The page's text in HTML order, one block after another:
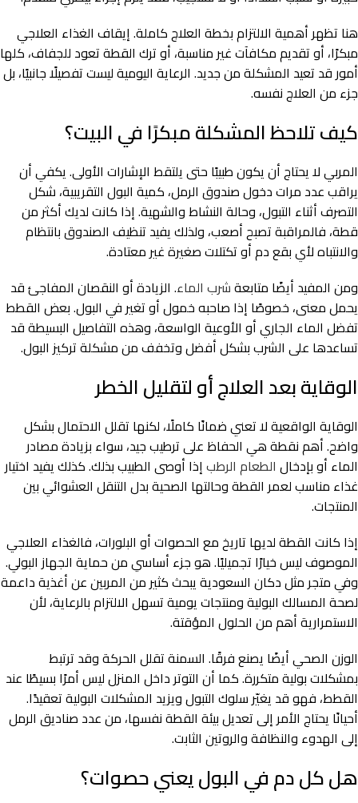
هنا تظهر أهمية الالتزام بخطة العلاج كاملة. إيقاف الغذاء العلاجي
مبكرًا، أو تقديم مكافآت غير مناسبة، أو ترك القطة تعود للجفاف، كلها
أمور قد تعيد المشكلة من جديد. الرعاية اليومية ليست تفصيلًا جانبيًا، بل
جزء من العلاج نفسه.
كيف تلاحظ المشكلة مبكرًا في البيت؟
المربي لا يحتاج أن يكون طبيبًا حتى يلتقط الإشارات الأولى. يكفي أن
يراقب عدد مرات دخول صندوق الرمل، كمية البول التقريبية، شكل
التصرف أثناء التبول، وحالة النشاط والشهية. إذا كانت لديك أكثر من
قطة، فالمراقبة تصبح أصعب، ولذلك يفيد تنظيف الصندوق بانتظام
والانتباه لأي بقع دم أو تكتلات صغيرة غير معتادة.
ومن المفيد أيضًا متابعةشرب الماء. الزيادة أو النقصان المفاجئ قد
يحمل معنى، خصوصًا إذا صاحبه خمول أو تغير في البول. بعض القطط
تفضل الماء الجاري أو الأوعية الواسعة، وهذه التفاصيل البسيطة قد
تساعدها على الشرب بشكل أفضل وتخفف من مشكلة تركيز البول.
الوقاية بعد العلاج أو لتقليل الخطر
الوقاية الواقعية لا تعني ضمانًا كاملًا، لكنها تقلل الاحتمال بشكل
واضح. أهم نقطة هي الحفاظ على ترطيب جيد، سواء بزيادة مصادر
الماء أو بإدخال الطعام الرطبإذا أوصى الطبيب بذلك. كذلك يفيد اختيار
غذاء مناسب لعمر القطة وحالتها الصحية بدل التنقل العشوائي بين
المنتجات.
إذا كانت القطة لديها تاريخ مع الحصوات أو البلورات، فالغذاء العلاجي
الموصوف ليس خيارًا تجميليًا. هو جزء أساسي من حماية الجهاز البولي.
وفي متجر مثل دكان السعودية يبحث كثير من المربين عن أغذية داعمة
لصحة المسالك البولية ومنتجات يومية تسهل الالتزام بالرعاية، لأن
الاستمرارية أهم من الحلول المؤقتة.
الوزن الصحي أيضًا يصنع فرقًا. السمنة تقلل الحركة وقد ترتبط
بمشكلات بولية متكررة. كما أن التوتر داخل المنزل ليس أمرًا بسيطًا عند
القطط، فهو قد يغيّر سلوك التبول ويزيد المشكلات البولية تعقيدًا.
أحيانًا يحتاج الأمر إلى تعديل بيئة القطة نفسها، من عدد صناديق الرمل
إلى الهدوء والنظافة والروتين الثابت.
هل كل دم في البول يعني حصوات؟